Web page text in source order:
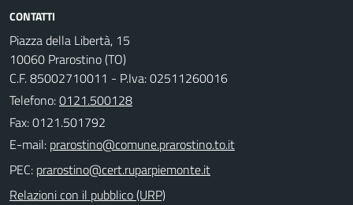
CONTATTI
Piazza della Libertà, 15
10060 Prarostino (TO)
C.F. 85002710011 - P.Iva: 02511260016
Telefono:0121.500128
Fax: 0121.501792
E-mail:
PEC:
Relazioni con il pubblico (URP)